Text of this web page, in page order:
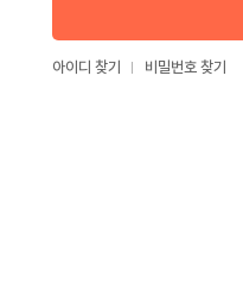
아이디 찾기 비밀번호 찾기